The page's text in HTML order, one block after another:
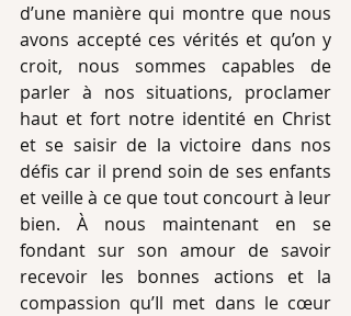
d’une manière qui montre que nous
avons accepté ces vérités et qu’on y
croit, nous sommes capables de
parler à nos situations, proclamer
haut et fort notre identité en Christ
et se saisir de la victoire dans nos
défis car il prend soin de ses enfants
et veille à ce que tout concourt à leur
bien. À nous maintenant en se
fondant sur son amour de savoir
recevoir les bonnes actions et la
compassion qu’Il met dans le cœur